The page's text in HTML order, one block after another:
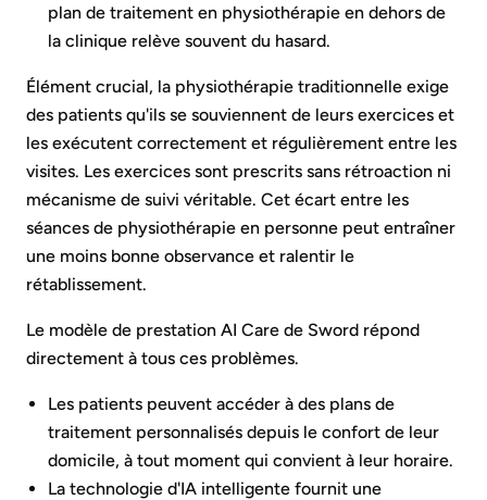
plan de traitement en physiothérapie en dehors de
la clinique relève souvent du hasard.
Élément crucial, la physiothérapie traditionnelle exige
des patients qu'ils se souviennent de leurs exercices et
les exécutent correctement et régulièrement entre les
visites. Les exercices sont prescrits sans rétroaction ni
mécanisme de suivi véritable. Cet écart entre les
séances de physiothérapie en personne peut entraîner
une moins bonne observance et ralentir le
rétablissement.
Le modèle de prestation AI Care de Sword répond
directement à tous ces problèmes.
Les patients peuvent accéder à des plans de
traitement personnalisés depuis le confort de leur
domicile, à tout moment qui convient à leur horaire.
La technologie d'IA intelligente fournit une